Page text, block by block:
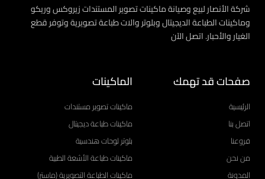
شركة الأنصار لبيع وصيانة ماكينات تصوير المستندات زيروكس وريكو
وماكينات الطباعة الديجيتال وبلوتر والات طباعة تصويرية وتوفر قطع
الغيار والأحبار. اتصل الآن
صفحات قد تهمك
الرئيسية
اتصل بنا
فروعنا
من نحن
المدونة
الماكينات
ماكينات تصوير مستندات
ماكينات طباعة ديجيتال
بلوتر لوحات هندسية
ماكينات طباعة الأشعة الطبية
ماكينات الطباعة التصويرية (ماستر)